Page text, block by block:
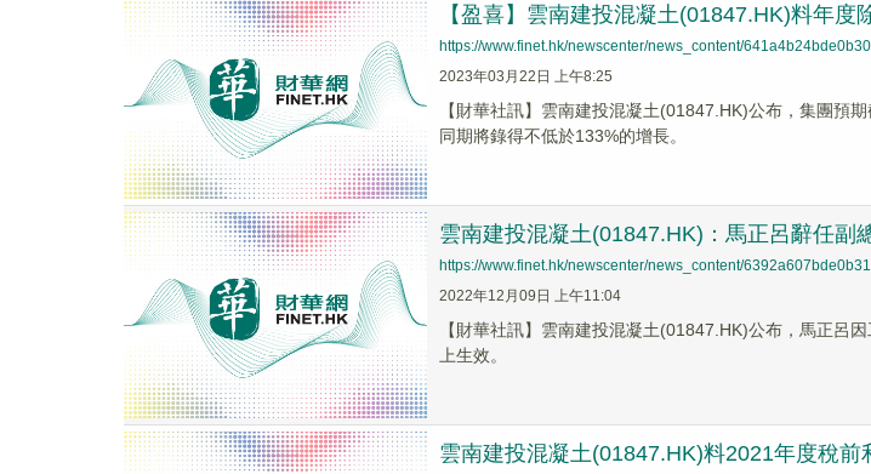
【盈喜】雲南建投混凝土(01847.HK)料年度
https://www.finet.hk/newscenter/news_content/
2023年03月22日 上午8:25
【財華社訊】雲南建投混凝土(01847.HK)公布，集團預
同期將錄得不低於133%的增長。
雲南建投混凝土(01847.HK)：馬正呂辭任副
https://www.finet.hk/newscenter/news_content/
2022年12月09日 上午11:04
【財華社訊】雲南建投混凝土(01847.HK)公布，馬正呂
上生效。
雲南建投混凝土(01847.HK)料2021年度稅前